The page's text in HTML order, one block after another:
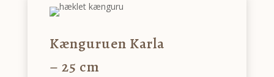
Kænguruen Karla
– 25 cm